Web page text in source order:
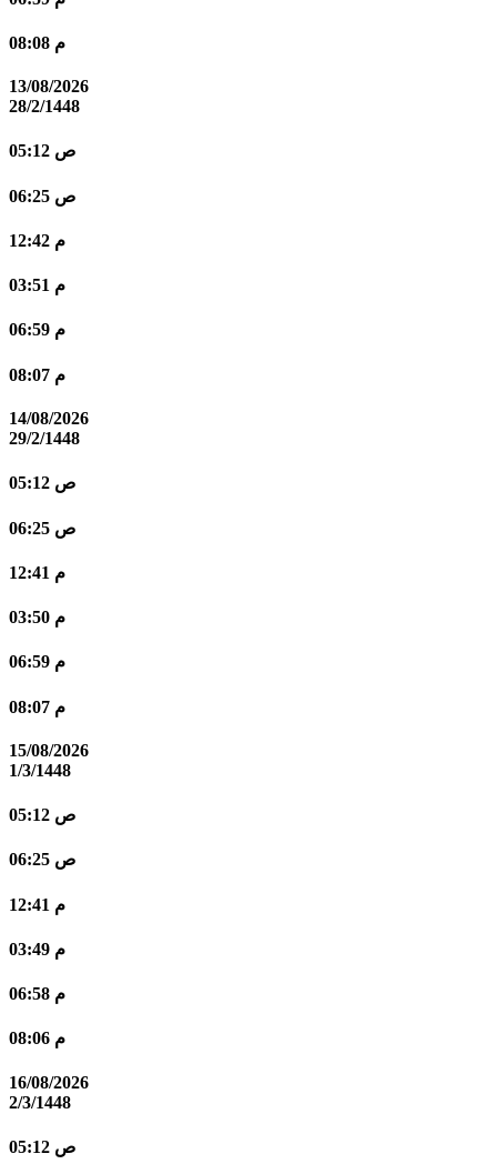
08:08 م
13/08/2026
28/2/1448
05:12 ص
06:25 ص
12:42 م
03:51 م
06:59 م
08:07 م
14/08/2026
29/2/1448
05:12 ص
06:25 ص
12:41 م
03:50 م
06:59 م
08:07 م
15/08/2026
1/3/1448
05:12 ص
06:25 ص
12:41 م
03:49 م
06:58 م
08:06 م
16/08/2026
2/3/1448
05:12 ص